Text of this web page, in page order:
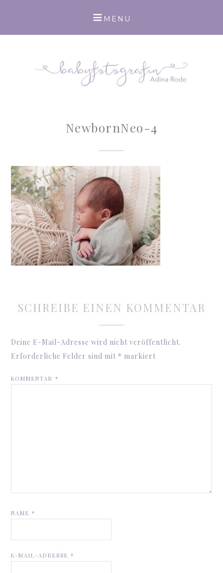
NewbornNeo-4
SCHREIBE EINEN KOMMENTAR
Deine E-Mail-Adresse wird nicht veröffentlicht.
Erforderliche Felder sind mit * markiert
KOMMENTAR*
NAME*
E-MAIL-ADRESSE*